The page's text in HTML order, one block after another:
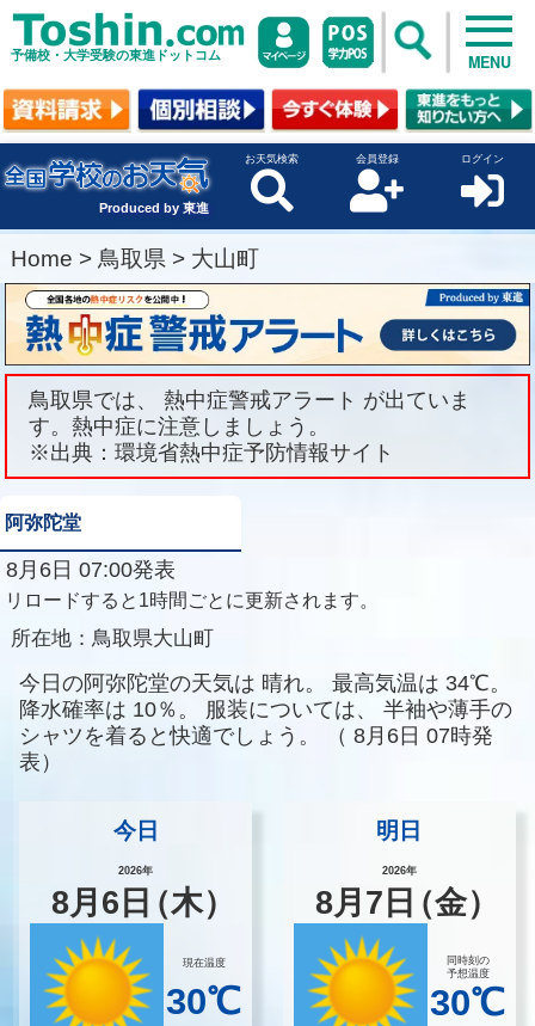
予備校・大学受験の東進ドットコム MENU
Produced by 東進
お天気検索 会員登録 ログイン
Home > 鳥取県 > 大山町
鳥取県では、 熱中症警戒アラート が出ていま
す。熱中症に注意しましょう。
※出典：環境省熱中症予防情報サイト
阿弥陀堂
8月6日 07:00発表
リロードすると1時間ごとに更新されます。
所在地： 鳥取県大山町
今日の阿弥陀堂の天気は 晴れ。 最高気温は 34℃。
降水確率は 10％。 服装については、
半袖や薄手の
シャツを着ると快適でしょう。
（ 8月6日 07時発
表）
今日
2026年
8月 6 日（木）
現在温度
30℃
明日
2026年
8月 7 日（金）
同時刻の
予想温度
30℃